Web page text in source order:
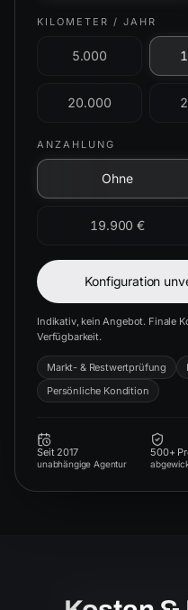
KILOMETER / JAHR
5.000
20.000
ANZAHLUNG
Ohne
19.900 €
Konfiguration
Indikativ, kein Angebot. Finale
Verfügbarkeit.
Markt- & Restwertprüfung
Persönliche Kondition
Seit 2017
unabhängige Agentur
500+